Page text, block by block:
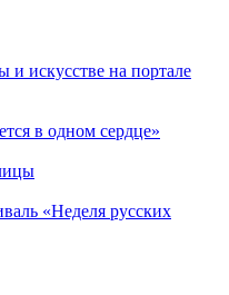
и искусстве на портале
в одном сердце»
«Неделя русских